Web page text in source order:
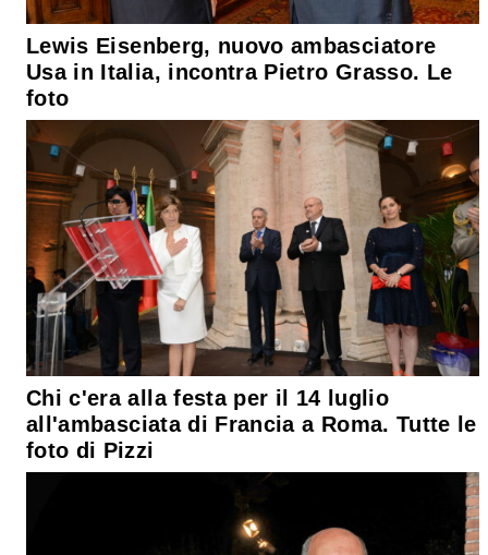
Lewis Eisenberg, nuovo ambasciatore
Usa in Italia, incontra Pietro Grasso. Le
foto
Chi c'era alla festa per il 14 luglio
all'ambasciata di Francia a Roma. Tutte le
foto di Pizzi